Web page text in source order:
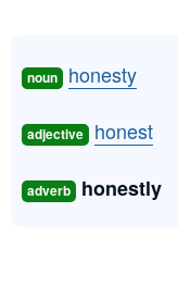
noun honesty
adjective honest
adverb honestly